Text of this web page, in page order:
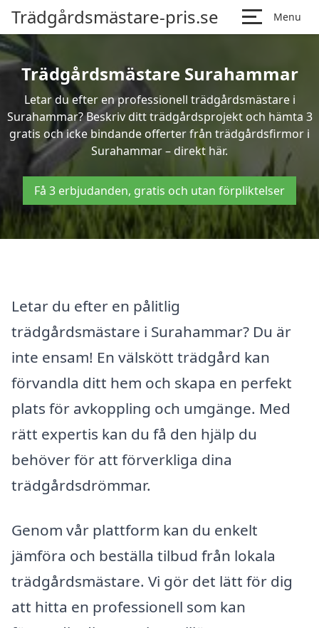
Trädgårdsmästare-pris.se Menu
Trädgårdsmästare Surahammar
Letar du efter en professionell trädgårdsmästare i
Surahammar? Beskriv ditt trädgårdsprojekt och hämta 3
gratis och icke bindande offerter från trädgårdsfirmor i
Surahammar – direkt här.
Få 3 erbjudanden, gratis och utan förpliktelser
Letar du efter en pålitlig
trädgårdsmästare i Surahammar? Du är
inte ensam! En välskött trädgård kan
förvandla ditt hem och skapa en perfekt
plats för avkoppling och umgänge. Med
rätt expertis kan du få den hjälp du
behöver för att förverkliga dina
trädgårdsdrömmar.
Genom vår plattform kan du enkelt
jämföra och beställa tilbud från lokala
trädgårdsmästare. Vi gör det lätt för dig
att hitta en professionell som kan